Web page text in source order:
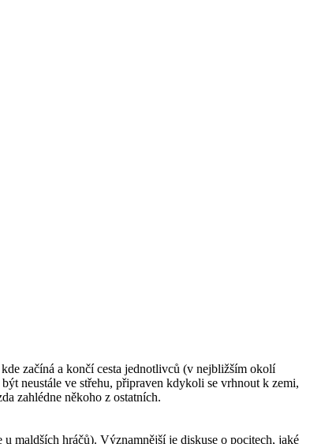
začíná a končí cesta jednotlivců (v nejbližším okolí
neustále ve střehu, připraven kdykoli se vrhnout k zemi,
zahlédne někoho z ostatních.
maldších hráčů). Významnější je diskuse o pocitech, jaké